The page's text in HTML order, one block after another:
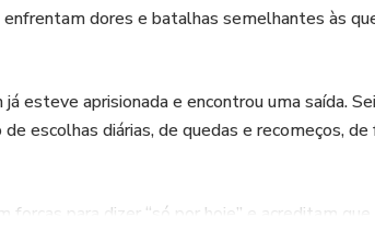
dores e batalhas semelhantes às
esteve aprisionada e encontrou uma saída.
escolhas diárias, de quedas e recomeços,
para dizer “só por hoje” e acreditam que